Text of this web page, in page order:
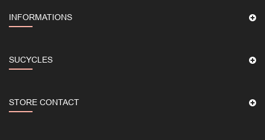
INFORMATIONS
SUCYCLES
STORE CONTACT